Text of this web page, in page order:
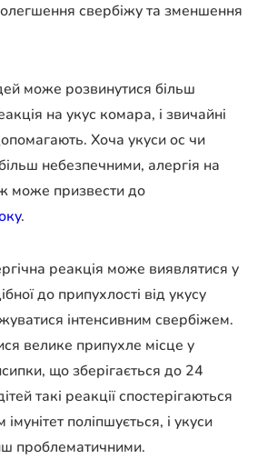
свербіжу та зменшення
може розвинутися більш
на укус комара, і звичайні
Хоча укуси ос чи
небезпечними, алергія на
може призвести до
.
реакція може виявлятися у
до припухлості від укусу
інтенсивним свербіжем.
велике припухле місце у
що зберігається до 24
такі реакції спостерігаються
імунітет поліпшується, і укуси
проблематичними.